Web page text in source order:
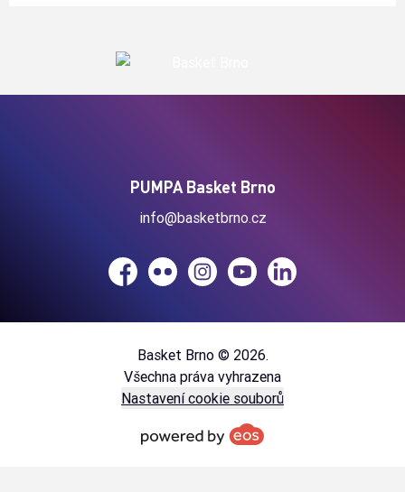
PUMPA Basket Brno
info@basketbrno.cz
Facebook
Flickr InstagramYouTubeLinkedIn
Basket Brno © 2026.
Všechna práva vyhrazena
Nastavení cookie souborů